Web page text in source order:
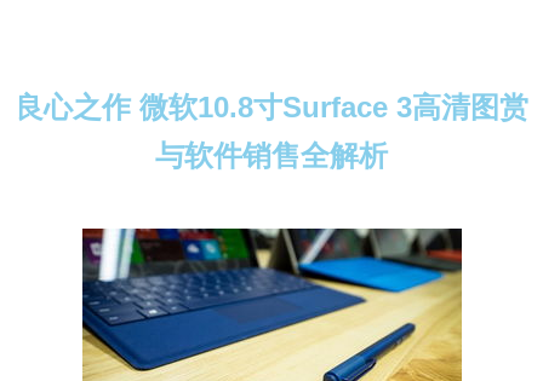
良心之作 微软10.8寸Surface 3高清图赏
与软件销售全解析